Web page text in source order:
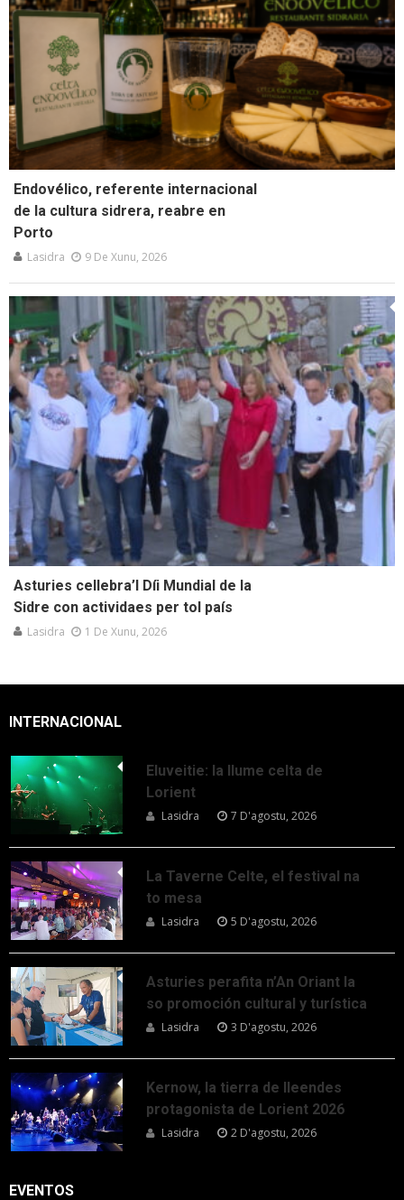
Endovélico, referente internacional
de la cultura sidrera, reabre en
Porto
Lasidra 9 De Xunu, 2026
Asturies cellebra’l Díi Mundial de la
Sidre con actividaes per tol país
Lasidra 1 De Xunu, 2026
INTERNACIONAL
Eluveitie: la llume celta de
Lorient
Lasidra 7 D'agostu, 2026
La Taverne Celte, el festival na
to mesa
Lasidra 5 D'agostu, 2026
Asturies perafita n’An Oriant la
so promoción cultural y turística
Lasidra 3 D'agostu, 2026
Kernow, la tierra de lleendes
protagonista de Lorient 2026
Lasidra 2 D'agostu, 2026
EVENTOS